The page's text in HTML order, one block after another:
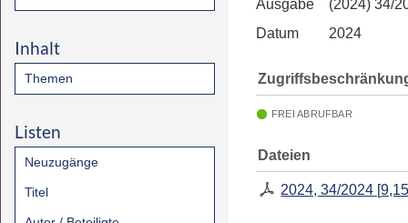
Inhalt
Themen
Listen
Neuzugänge
Titel
Ausgabe
(2024) 34/
Datum
2024
FREI ABRUFBAR
Dateien
2024, 34/2024 [